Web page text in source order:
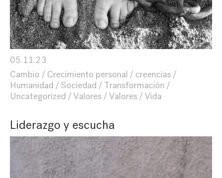
05.11.23
Cambio
Crecimiento personal
creencias
Humanidad
Sociedad
Transformación
Uncategorized
Valores Valores Vida
Liderazgo y escucha